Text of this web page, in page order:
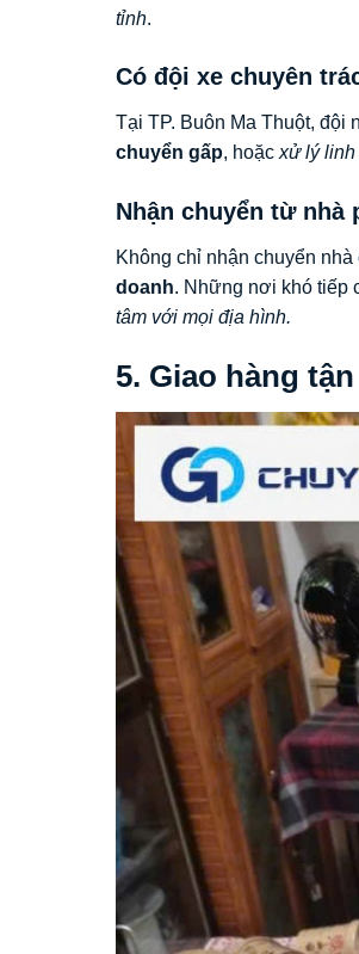
tỉnh.
Có đội xe chuyên
Tại TP. Buôn Ma Thuột, đội
chuyển gấp, hoặc xử lý linh
Nhận chuyển từ
Không chỉ nhận chuyển
doanh. Những nơi khó tiếp
tâm với mọi địa hình.
5. Giao hàng